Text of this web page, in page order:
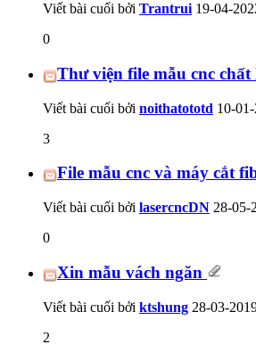
Viết bài cuối bởi Trantrui 19-04-
0
Thư viện file mẫu cnc chất
Viết bài cuối bởi noithatototd 10-
3
File mẫu cnc và máy cắt
Viết bài cuối bởi lasercncDN 28-05-
0
Xin mẫu vách ngăn
Viết bài cuối bởi ktshung 28-03-
2